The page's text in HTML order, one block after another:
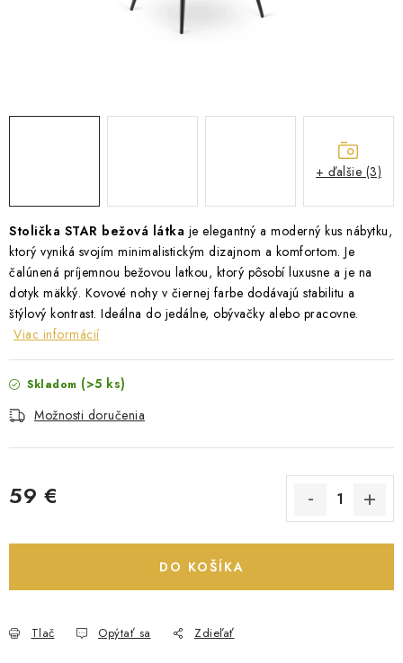
SKRIŇA NA TOPANKY
FAQ - NAJČASTEJŠIE OTÁZKY
Všeobecné obchodné podmienky
Kontakty
Stolička STAR bežová látka je elegantný a moderný kus nábytku,
ktorý vyniká svojím minimalistickým dizajnom a komfortom. Je
čalúnená príjemnou bežovou latkou, ktorý pôsobí luxusne a je na
dotyk mäkký. Kovové nohy v čiernej farbe dodávajú stabilitu a
štýlový kontrast. Ideálna do jedálne, obývačky alebo pracovne.
Viac informácií
Skladom (>5 ks)
Možnosti doručenia
59 €
DO KOŠÍKA
Tlač Opýtať sa Zdieľať
+ ďalšie (3)